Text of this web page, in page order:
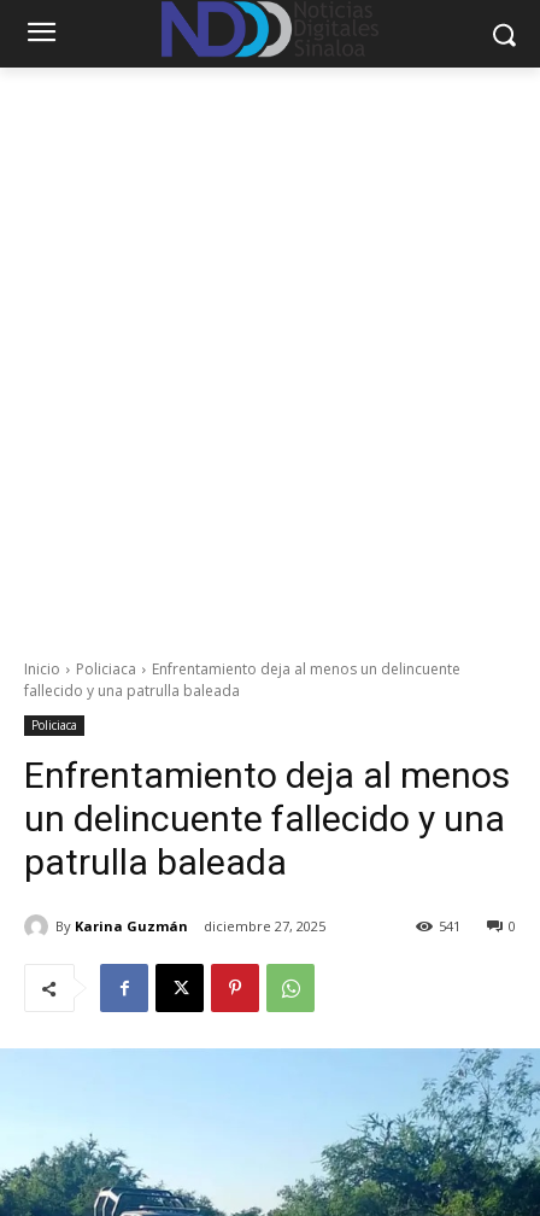
Inicio Policiaca
Enfrentamiento deja al menos un delincuente
fallecido y una patrulla baleada
Policiaca
Enfrentamiento deja al menos
un delincuente fallecido y una
patrulla baleada
By Karina Guzmán diciembre 27, 2025 0
541